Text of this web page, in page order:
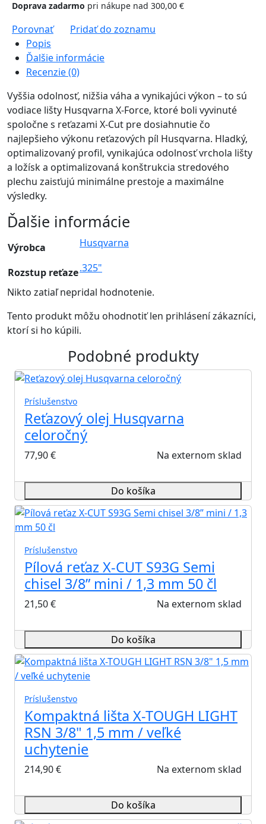
Force
.325"
1,3
mm
PIXEL,
malé
uchytenie
lišty
(SM)
Doprava zadarmo pri nákupe nad 300,00 €
Porovnať
Pridať do zoznamu
Popis
Ďalšie informácie
Recenzie (0)
Vyššia odolnosť, nižšia váha a vynikajúci výkon – to sú
vodiace lišty Husqvarna X-Force, ktoré boli vyvinuté
spoločne s reťazami X-Cut pre dosiahnutie čo
najlepšieho výkonu reťazových píl Husqvarna. Hladký,
optimalizovaný profil, vynikajúca odolnosť vrchola lišty
a ložísk a optimalizovaná konštrukcia stredového
plechu zaisťujú minimálne prestoje a maximálne
výsledky.
Ďalšie informácie
Výrobca Husqvarna
Rozstup reťaze.325"
Nikto zatiaľ nepridal hodnotenie.
Tento produkt môžu ohodnotiť len prihlásení zákazníci,
ktorí si ho kúpili.
Podobné produkty
Príslušenstvo
Reťazový olej Husqvarna
celoročný
77,90€ Na externom sklad
Do košíka
Príslušenstvo
Pílová reťaz X-CUT S93G Semi
chisel 3/8” mini / 1,3 mm 50 čl
21,50€ Na externom sklad
Do košíka
Príslušenstvo
Kompaktná lišta X-TOUGH LIGHT
RSN 3/8" 1,5 mm / veľké
uchytenie
214,90€ Na externom sklad
Do košíka